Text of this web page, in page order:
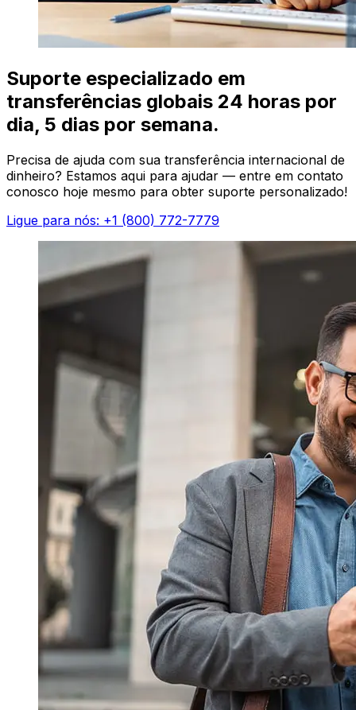
Suporte especializado em
transferências globais 24 horas por
dia, 5 dias por semana.
Precisa de ajuda com sua transferência internacional de
dinheiro? Estamos aqui para ajudar — entre em contato
conosco hoje mesmo para obter suporte personalizado!
Ligue para nós: +1 (800) 772-7779